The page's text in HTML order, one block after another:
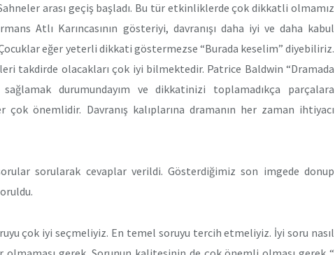
arası geçiş başladı. Bu tür etkinliklerde çok dikkatli olmamız
Atlı Karıncasının gösteriyi, davranışı daha iyi ve daha kabul
eğer yeterli dikkati göstermezse “Burada keselim” diyebiliriz.
takdirde olacakları çok iyi bilmektedir. Patrice Baldwin “Dramada
durumundayım ve dikkatinizi toplamadıkça parçalara
çok önemlidir. Davranış kalıplarına dramanın her zaman ihtiyacı
sorularak cevaplar verildi. Gösterdiğimiz son imgede donup
çok iyi seçmeliyiz. En temel soruyu tercih etmeliyiz. İyi soru nasıl